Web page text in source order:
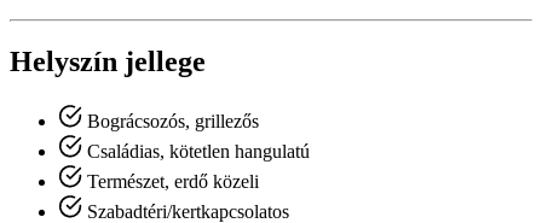
Helyszín jellege
Bográcsozós, grillezős
Családias, kötetlen hangulatú
Természet, erdő közeli
Szabadtéri/kertkapcsolatos